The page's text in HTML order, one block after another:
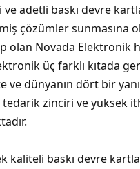
ve adetli baskı devre
çözümler sunmasına
olan Novada Elektronik
üç farklı kıtada
ve dünyanın dört bir
zinciri ve yüksek
kaliteli baskı devre